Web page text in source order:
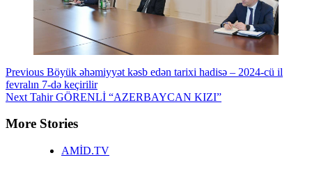
Continue
Reading
Previous Böyük əhəmiyyət kəsb edən tarixi hadisə – 2024-cü il
fevralın 7-də keçirilir
Next Tahir GÖRENLİ “AZERBAYCAN KIZI”
More Stories
AMİD.TV